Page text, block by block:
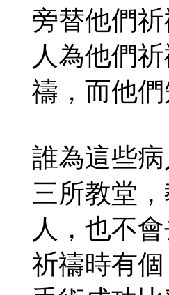
旁替他們
人為他們
禱，而他們
誰為這些
三所教堂
人，也不
祈禱時有